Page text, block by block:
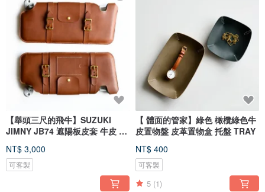
【舉頭三尺的飛牛】SUZUKI
JIMNY JB74 遮陽板皮套 牛皮 客
NT$ 3,000
可客製
【 體面的管家】綠色 橄欖綠色牛
皮置物盤 皮革置物盒 托盤 TRAY
NT$ 400
可客製
5 (1)